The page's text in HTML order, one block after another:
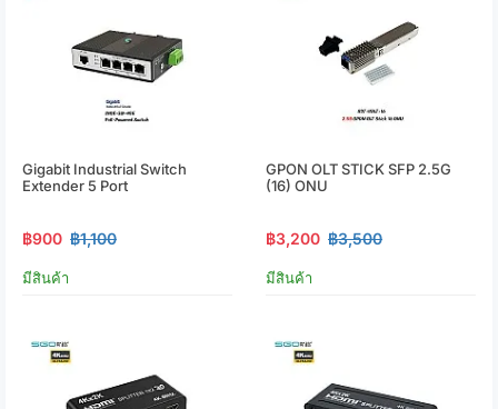
Gigabit Industrial Switch
Extender 5 Port
฿900 ฿1,100
มีสินค้า
GPON OLT STICK SFP 2.5G
(16) ONU
฿3,200 ฿3,500
มีสินค้า